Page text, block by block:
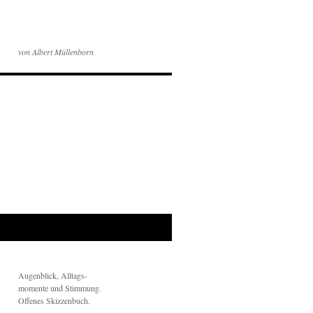
von Albert Müllenborn
Augenblick, Alltags-
momente und Stimmung.
Offenes Skizzenbuch.